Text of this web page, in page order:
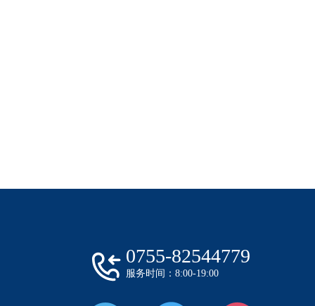
0755-82544779
服务时间：8:00-19:00